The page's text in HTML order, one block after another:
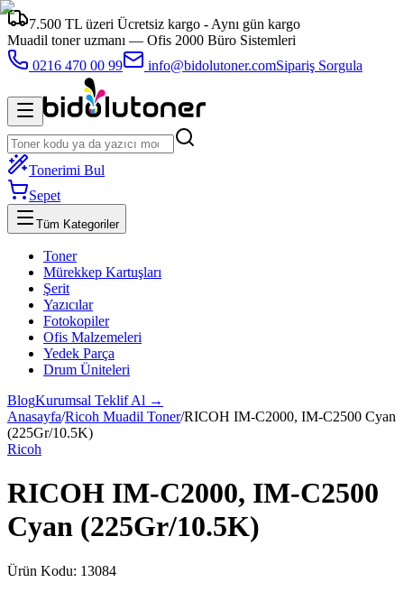
7.500 TL üzeri Ücretsiz kargo - Aynı gün kargo
Muadil toner uzmanı — Ofis 2000 Büro Sistemleri
0216 470 00 99
info@bidolutoner.comSipariş Sorgula
Tonerimi Bul
Sepet
Tüm Kategoriler
Toner
Mürekkep Kartuşları
Şerit
Yazıcılar
Fotokopiler
Ofis Malzemeleri
Yedek Parça
Drum Üniteleri
BlogKurumsal Teklif Al →
Anasayfa/Ricoh Muadil Toner/RICOH IM-C2000, IM-C2500 Cyan
(225Gr/10.5K)
Ricoh
RICOH IM-C2000, IM-C2500
Cyan (225Gr/10.5K)
Ürün Kodu: 13084